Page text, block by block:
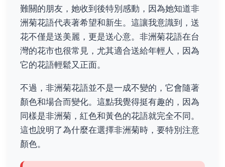
難關的朋友，她收到後特別感動，因為她知道非
洲菊花語代表著希望和新生。這讓我意識到，送
花不僅是送美麗，更是送心意。非洲菊花語在台
灣的花市也很常見，尤其適合送給年輕人，因為
它的花語輕鬆又正面。
不過，非洲菊花語並不是一成不變的，它會隨著
顏色和場合而變化。這點我覺得挺有趣的，因為
同樣是非洲菊，紅色和黃色的花語就完全不同。
這也說明了為什麼在選擇非洲菊時，要特別注意
顏色。